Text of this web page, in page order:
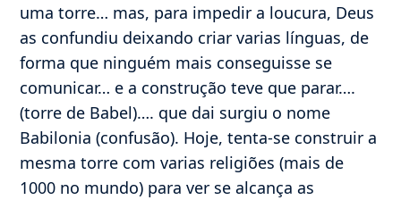
uma torre… mas, para impedir a loucura, Deus
as confundiu deixando criar varias línguas, de
forma que ninguém mais conseguisse se
comunicar… e a construção teve que parar….
(torre de Babel)…. que dai surgiu o nome
Babilonia (confusão). Hoje, tenta-se construir a
mesma torre com varias religiões (mais de
1000 no mundo) para ver se alcança as